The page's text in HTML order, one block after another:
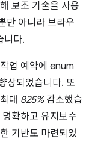
보조 기술을 사용
만 아니라 브라우
니다.
업 예약에 enum
상되었습니다. 또
대 825%감소했습
확하고 유지보수
기반도 마련되었